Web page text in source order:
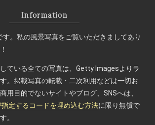
Information
。私の風景写真をご覧いただきましてあり
ている全ての写真は、Getty Imagesよりラ
。掲載写真の転載・二次利用などは一切お
用目的でないサイトやブログ、SNSへは、
定するコードを埋め込む方法に限り無償で
。